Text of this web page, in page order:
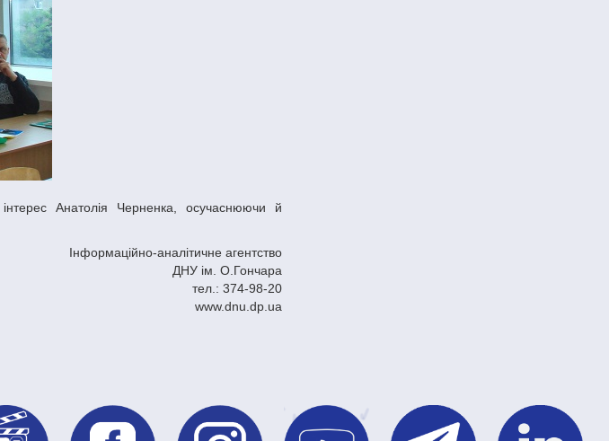
Інформаційно-аналітичне агентство
ДНУ ім. О.Гончара
тел.: 374-98-20
www.dnu.dp.ua